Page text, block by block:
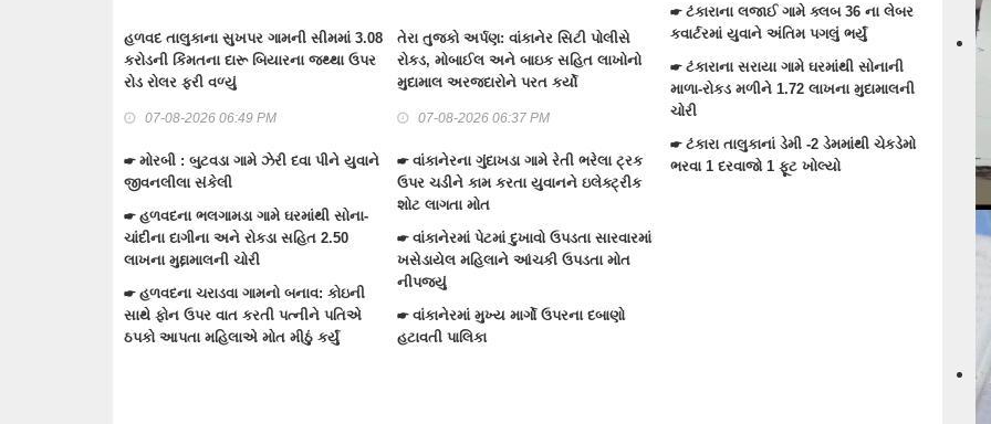
હળવદ તાલુકાના સુખપર ગામની સીમમાં 3.08
કરોડની કિંમતના દારૂ બિયારના જથ્થા ઉપર
રોડ રોલર ફરી વળ્યું
07-08-2026 06:49 PM
☛ મોરબી : બુટવડા ગામે ઝેરી દવા પીને યુવાને
જીવનલીલા સંકેલી
☛ હળવદના ભલગામડા ગામે ઘરમાંથી સોના-
ચાંદીના દાગીના અને રોકડા સહિત 2.50
લાખના મુદ્દામાલની ચોરી
☛ હળવદના ચરાડવા ગામનો બનાવ: કોઇની
સાથે ફોન ઉપર વાત કરતી પત્નીને પતિએ
ઠપકો આપતા મહિલાએ મોત મીઠું કર્યું
તેરા તુજકો અર્પણ: વાંકાનેર સિટી પોલીસે
રોકડ, મોબાઈલ અને બાઇક સહિત લાખોનો
મુદામાલ અરજદારોને પરત કર્યો
07-08-2026 06:37 PM
☛ વાંકાનેરના ગુંદાખડા ગામે રેતી ભરેલા ટ્રક
ઉપર ચડીને કામ કરતા યુવાનને ઇલેક્ટ્રીક
શોટ લાગતા મોત
☛ વાંકાનેરમાં પેટમાં દુખાવો ઉપડતા સારવારમાં
ખસેડાયેલ મહિલાને આંચકી ઉપડતા મોત
નીપજ્યું
☛ વાંકાનેરમાં મુખ્ય માર્ગો ઉપરના દબાણો
હટાવતી પાલિકા
☛ ટંકારાના લજાઈ ગામે ક્લબ 36 ના લેબર
કવાર્ટરમાં યુવાને અંતિમ પગલું ભર્યું
☛ ટંકારાના સરાયા ગામે ઘરમાંથી સોનાની
માળા-રોકડ મળીને 1.72 લાખના મુદામાલની
ચોરી
☛ ટંકારા તાલુકાનાં ડેમી -2 ડેમમાંથી ચેકડેમો
ભરવા 1 દરવાજો 1 ફૂટ ખોલ્યો
☛
☛
ડમ્પર
☛